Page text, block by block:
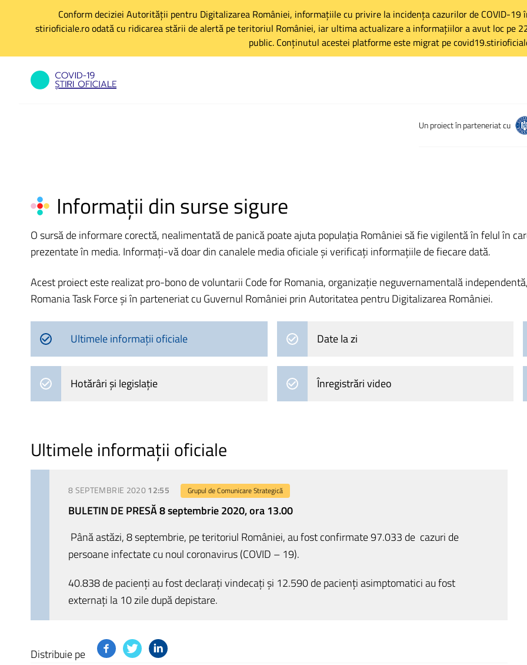
Conform deciziei Autorității pentru Digitalizarea României, informațiile cu privire la incidența cazurilor de COVID-
stirioficiale.ro odată cu ridicarea stării de alertă pe teritoriul României, iar ultima actualizare a informațiilor a avut loc pe
public. Conținutul acestei platforme este migrat pe
Un proiect în parteneriat cu
Informații din surse sigure
O sursă de informare corectă, nealimentată de panică poate ajuta populația României să fie vigilentă în felul în
prezentate în media. Informați-vă doar din canalele media oficiale și verificați informațiile de fiecare dată.
Acest proiect este realizat pro-bono de voluntarii Code for Romania, organizație neguvernamentală
Romania Task Force și în parteneriat cu Guvernul României prin Autoritatea pentru Digitalizarea României.
Ultimele informații oficiale Date la zi
Hotărâri și legislație Înregistrări video
Ultimele informații oficiale
8 SEPTEMBRIE 202012:55 Grupul de Comunicare Strategică
BULETIN DE PRESĂ 8 septembrie 2020, ora 13.00
Până astăzi, 8 septembrie, pe teritoriul României, au fost confirmate 97.033 de cazuri de
persoane infectate cu noul coronavirus (COVID – 19).
40.838 de pacienți au fost declarați vindecați și 12.590 de pacienți asimptomatici au fost
externați la 10 zile după depistare.
Distribuie pe